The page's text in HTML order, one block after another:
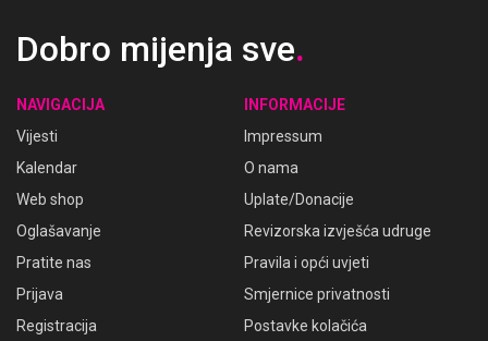
Dobro mijenja sve.
NAVIGACIJA
Vijesti
Kalendar
Web shop
Oglašavanje
Pratite nas
Prijava
Registracija
INFORMACIJE
Impressum
O nama
Uplate/Donacije
Revizorska izvješća udruge
Pravila i opći uvjeti
Smjernice privatnosti
Postavke kolačića